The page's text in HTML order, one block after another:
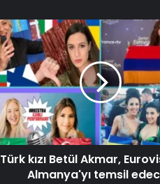
Türk kızı Betül Akmar,
Almanya'yı temsil